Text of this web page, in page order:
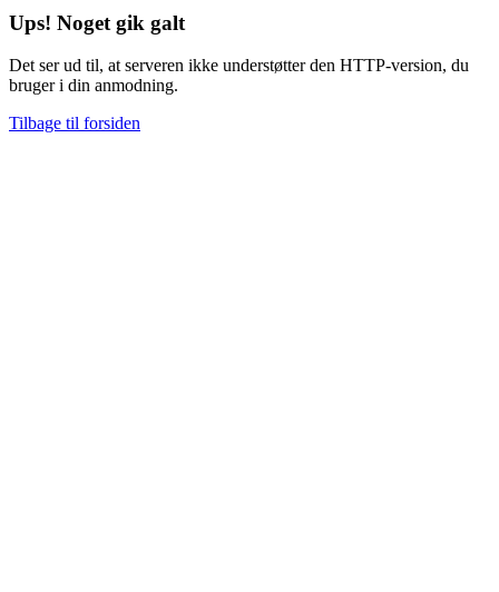
Ups! Noget gik galt
Det ser ud til, at serveren ikke understøtter den HTTP-version, du
bruger i din anmodning.
Tilbage til forsiden